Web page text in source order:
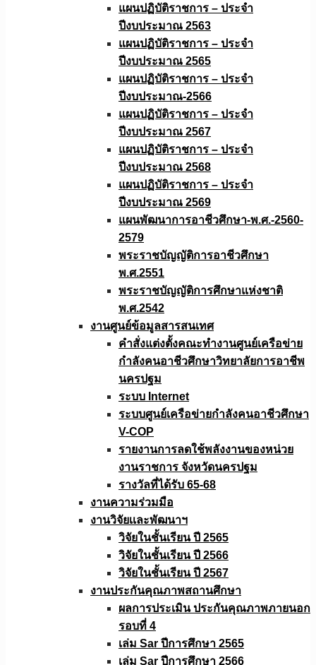
แผนปฏิบัติราชการ – ประจำ
ปีงบประมาณ 2563
แผนปฏิบัติราชการ – ประจำ
ปีงบประมาณ 2565
แผนปฏิบัติราชการ – ประจำ
ปีงบประมาณ-2566
แผนปฏิบัติราชการ – ประจำ
ปีงบประมาณ 2567
แผนปฏิบัติราชการ – ประจำ
ปีงบประมาณ 2568
แผนปฏิบัติราชการ – ประจำ
ปีงบประมาณ 2569
แผนพัฒนาการอาชีวศึกษา-พ.ศ.-2560-
2579
พระราชบัญญัติการอาชีวศึกษา
พ.ศ.2551
พระราชบัญญัติการศึกษาแห่งชาติ
พ.ศ.2542
งานศูนย์ข้อมูลสารสนเทศ
คำสั่งแต่งตั้งคณะทำงานศูนย์เครือข่าย
กำลังคนอาชีวศึกษาวิทยาลัยการอาชีพ
นครปฐม
ระบบ Internet
ระบบศูนย์เครือข่ายกำลังคนอาชีวศึกษา
V-COP
รายงานการลดใช้พลังงานของหน่วย
งานราชการ จังหวัดนครปฐม
รางวัลที่ได้รับ 65-68
งานความร่วมมือ
งานวิจัยเเละพัฒนาฯ
วิจัยในชั้นเรียน ปี 2565
วิจัยในชั้นเรียน ปี 2566
วิจัยในชั้นเรียน ปี 2567
งานประกันคุณภาพสถานศึกษา
ผลการประเมิน ประกันคุณภาพภายนอก
รอบที่ 4
เล่ม Sar ปีการศึกษา 2565
เล่ม Sar ปีการศึกษา 2566